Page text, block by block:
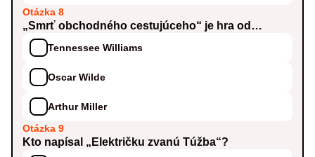
Otázka 8
„Smrť obchodného cestujúceho“ je hra od…
Tennessee Williams
Oscar Wilde
Arthur Miller
Otázka 9
Kto napísal „Električku zvanú Túžba“?